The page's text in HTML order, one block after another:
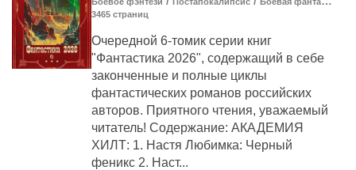
3465 cтраниц
Очередной 6-томик серии книг
"Фантастика 2026", содержащий в себе
законченные и полные циклы
фантастических романов российских
авторов. Приятного чтения, уважаемый
читатель! Содержание: АКАДЕМИЯ
ХИЛТ: 1. Настя Любимка: Черный
феникс 2. Наст...